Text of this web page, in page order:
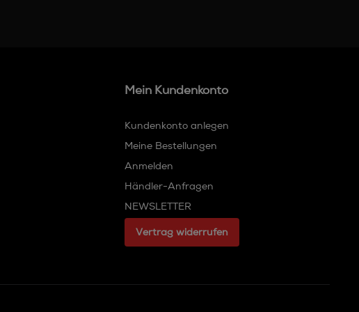
Mein Kundenkonto
Kundenkonto anlegen
Meine Bestellungen
Anmelden
Händler-Anfragen
NEWSLETTER
Vertrag widerrufen